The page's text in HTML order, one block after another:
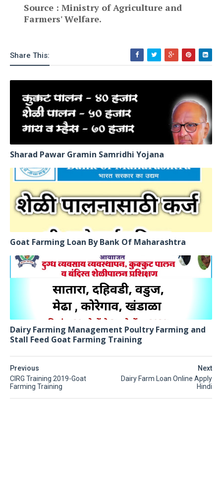
Source : Ministry of Agriculture and
Farmers' Welfare.
Share This:
Sharad Pawar Gramin Samridhi Yojana
Goat Farming Loan By Bank Of Maharashtra
Dairy Farming Management Poultry Farming and
Stall Feed Goat Farming Training
Next
Dairy Farm Loan Online Apply
Hindi
Previous
CIRG Training 2019-Goat
Farming Training